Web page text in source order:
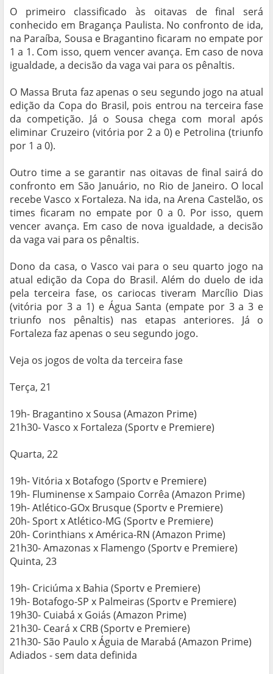
O primeiro classificado às oitavas de final será
conhecido em Bragança Paulista. No confronto de ida,
na Paraíba, Sousa e Bragantino ficaram no empate por
1 a 1. Com isso, quem vencer avança. Em caso de nova
igualdade, a decisão da vaga vai para os pênaltis.
O Massa Bruta faz apenas o seu segundo jogo na atual
edição da Copa do Brasil, pois entrou na terceira fase
da competição. Já o Sousa chega com moral após
eliminar Cruzeiro (vitória por 2 a 0) e Petrolina (triunfo
por 1 a 0).
Outro time a se garantir nas oitavas de final sairá do
confronto em São Januário, no Rio de Janeiro. O local
recebe Vasco x Fortaleza. Na ida, na Arena Castelão, os
times ficaram no empate por 0 a 0. Por isso, quem
vencer avança. Em caso de nova igualdade, a decisão
da vaga vai para os pênaltis.
Dono da casa, o Vasco vai para o seu quarto jogo na
atual edição da Copa do Brasil. Além do duelo de ida
pela terceira fase, os cariocas tiveram Marcílio Dias
(vitória por 3 a 1) e Água Santa (empate por 3 a 3 e
triunfo nos pênaltis) nas etapas anteriores. Já o
Fortaleza faz apenas o seu segundo jogo.
Veja os jogos de volta da terceira fase
Terça, 21
19h- Bragantino x Sousa (Amazon Prime)
21h30- Vasco x Fortaleza (Sportv e Premiere)
Quarta, 22
19h- Vitória x Botafogo (Sportv e Premiere)
19h- Fluminense x Sampaio Corrêa (Amazon Prime)
19h- Atlético-GOx Brusque (Sportv e Premiere)
20h- Sport x Atlético-MG (Sportv e Premiere)
20h- Corinthians x América-RN (Amazon Prime)
21h30- Amazonas x Flamengo (Sportv e Premiere)
Quinta, 23
19h- Criciúma x Bahia (Sportv e Premiere)
19h- Botafogo-SP x Palmeiras (Sportv e Premiere)
19h30- Cuiabá x Goiás (Amazon Prime)
21h30- Ceará x CRB (Sportv e Premiere)
21h30- São Paulo x Águia de Marabá (Amazon Prime)
Adiados - sem data definida